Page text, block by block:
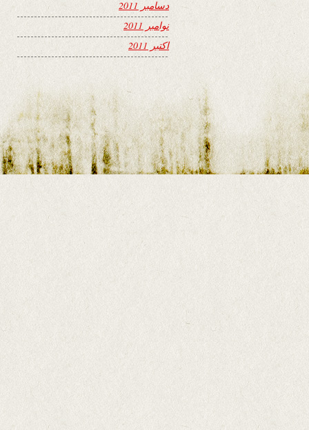
دسامبر 2011
نوامبر 2011
اکتبر 2011